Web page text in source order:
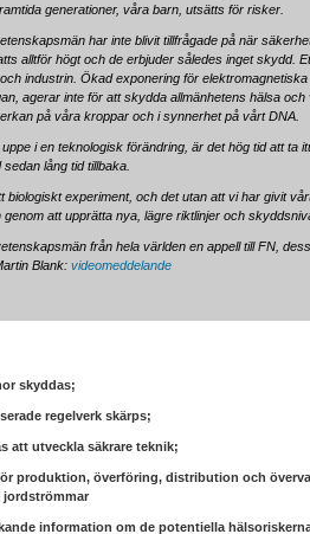
generationer, våra barn, utsätts för risker.
har inte blivit tillfrågade på när
alltför högt och de erbjuder således inget skydd.
industrin. Ökad exponering för
agerar inte för att skydda allmänhetens hälsa
på våra kroppar och i synnerhet på vårt DNA.
i en teknologisk förändring, är det hög tid att
lång tid tillbaka.
biologiskt experiment, och det utan att vi har givit
genom att upprätta nya, lägre riktlinjer och
från hela världen en appell till FN,
Blank: videomeddelande
skyddas;
regelverk skärps;
att utveckla säkrare teknik;
produktion, överföring, distribution och
jordströmmar
information om de potentiella